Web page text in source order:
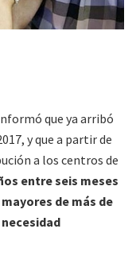
que ya arribó
y que a partir de
a los centros de
entre seis meses
de más de